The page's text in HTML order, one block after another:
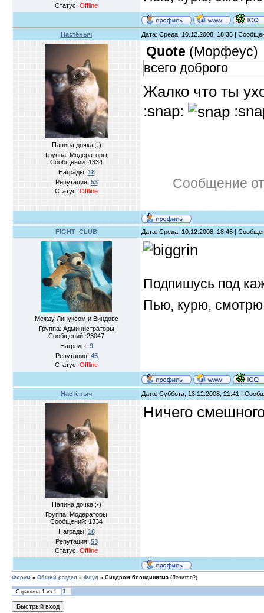
Статус: Offline
Настёныч Дата: Среда, 10.12.2008, 18:35 |
Папина дочка ;-)
Группа: Модераторы
Сообщений: 1334
Награды: 18
Репутация: 53
Статус: Offline
Quote (Морфеус)
всего доброго
Жалко что ты
:snap:
Сообщение
FIGHT_CLUB Дата: Среда, 10.12.2008, 18:46 |
Между Линуксом и Виндовс
Группа: Администраторы
Сообщений: 23047
Награды: 9
Репутация: 45
Статус: Offline
Подпишусь под
Пью, курю, смотрю
Настёныч Дата: Суббота, 13.12.2008, 21:41 |
Папина дочка ;-)
Группа: Модераторы
Сообщений: 1334
Награды: 18
Репутация: 53
Статус: Offline
Ничего
Форум » Общий раздел » Флуд » Синдром блондинизма (Лечится?)
Страница 1 из 1 1